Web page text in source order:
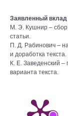
Заявленный вклад
М. Э. Кушнир – сбор
статьи.
П. Д. Рабинович –
и доработка текста.
К. Е. Заведенский
варианта текста.